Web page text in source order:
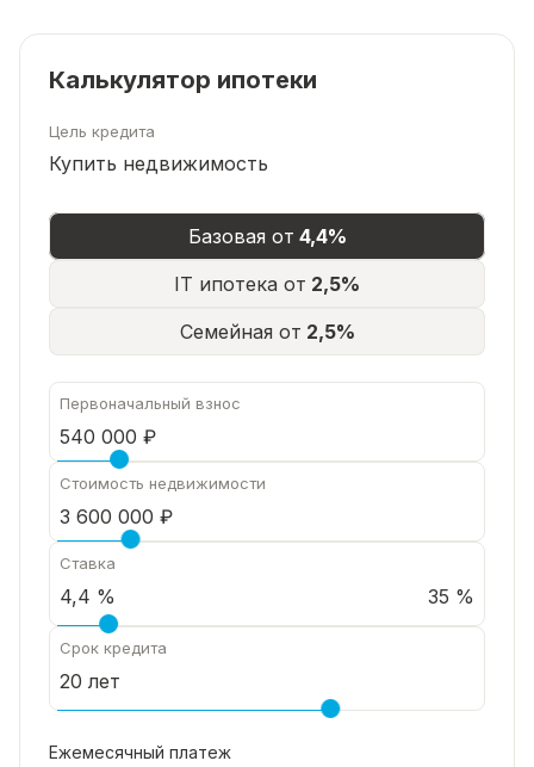
Калькулятор ипотеки
Цель кредита
Купить недвижимость
Базовая от 4,4%
IT ипотека от 2,5%
Семейная от 2,5%
Первоначальный взнос
Стоимость недвижимости
Ставка
35 %
Срок кредита
Ежемесячный платеж